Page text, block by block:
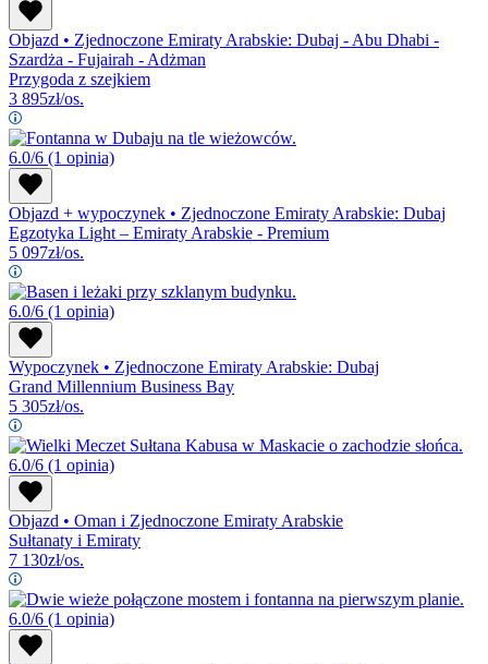
Objazd • Zjednoczone Emiraty Arabskie: Dubaj - Abu Dhabi -
Szardża - Fujairah - Adżman
Przygoda z szejkiem
3 895zł/os.
6.0/6 (1 opinia)
Objazd + wypoczynek • Zjednoczone Emiraty Arabskie: Dubaj
Egzotyka Light – Emiraty Arabskie - Premium
5 097zł/os.
6.0/6 (1 opinia)
Wypoczynek • Zjednoczone Emiraty Arabskie: Dubaj
Grand Millennium Business Bay
5 305zł/os.
6.0/6 (1 opinia)
Objazd • Oman i Zjednoczone Emiraty Arabskie
Sułtanaty i Emiraty
7 130zł/os.
6.0/6 (1 opinia)